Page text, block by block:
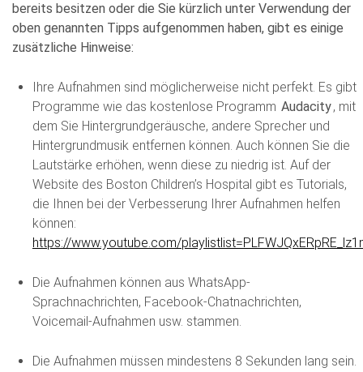
bereits besitzen oder die Sie kürzlich unter Verwendung der
oben genannten Tipps aufgenommen haben, gibt es einige
zusätzliche Hinweise:
Ihre Aufnahmen sind möglicherweise nicht perfekt. Es gibt
Programme wie das kostenlose Programm Audacity, mit
dem Sie Hintergrundgeräusche, andere Sprecher und
Hintergrundmusik entfernen können. Auch können Sie die
Lautstärke erhöhen, wenn diese zu niedrig ist. Auf der
Website des Boston Children’s Hospital gibt es Tutorials,
die Ihnen bei der Verbesserung Ihrer Aufnahmen helfen
können:
https://www.youtube.com/
Die Aufnahmen können aus WhatsApp-
Sprachnachrichten, Facebook-Chatnachrichten,
Voicemail-Aufnahmen usw. stammen.
Die Aufnahmen müssen mindestens 8 Sekunden lang sein.